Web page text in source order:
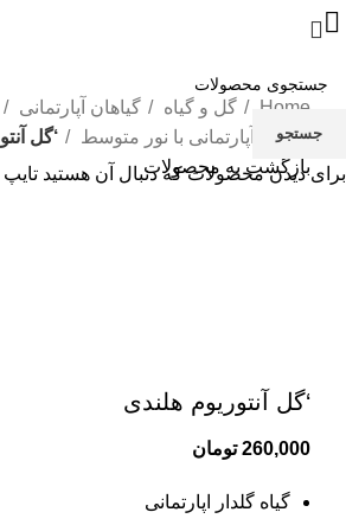
Home گل و گیاه
گیاهان آپارتمانی
گیاهان آپارتمانی با نور متوسط
‘گل
بازگشت به محصولات
‘گل آنتوریوم هلندی
260,000 تومان
گیاه گلدار اپارتمانی
جستجو
برای دیدن محصولات که دنبال آن هستید تایپ